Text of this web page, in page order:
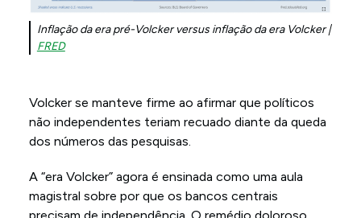
Inflação da era pré-Volcker versus inflação da era Volcker |
FRED
Volcker se manteve firme ao afirmar que políticos
não independentes teriam recuado diante da queda
dos números das pesquisas.
A “era Volcker” agora é ensinada como uma aula
magistral sobre por que os bancos centrais